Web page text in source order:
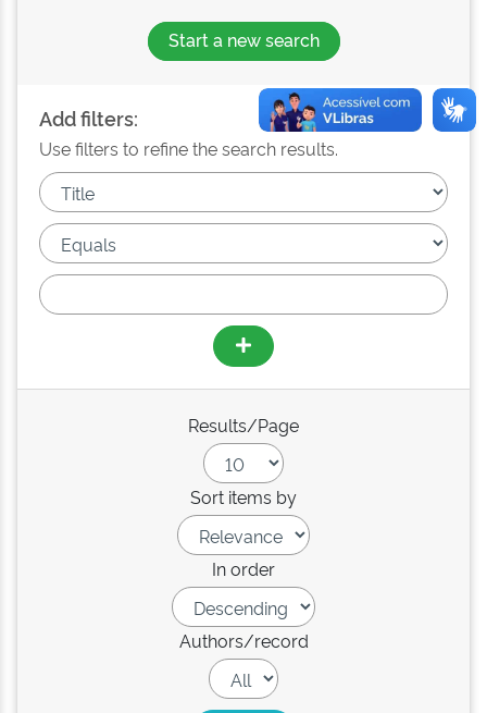
Start a new search
Add filters:
Use filters to refine the search results.
Results/Page
Sort items by
In order
Authors/record